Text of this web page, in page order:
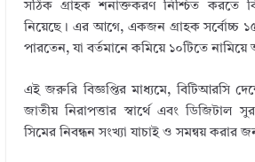
সঠিক গ্রাহক শনাক্তকরণ নিশ্চিত করতে
নিয়েছে। এর আগে, একজন গ্রাহক সর্বোচ্চ
পারতেন, যা বর্তমানে কমিয়ে ১০টিতে
এই জরুরি বিজ্ঞপ্তির মাধ্যমে, বিটিআরসি
জাতীয় নিরাপত্তার স্বার্থে এবং ডিজিটাল
সিমের নিবন্ধন সংখ্যা যাচাই ও সমন্বয় করার